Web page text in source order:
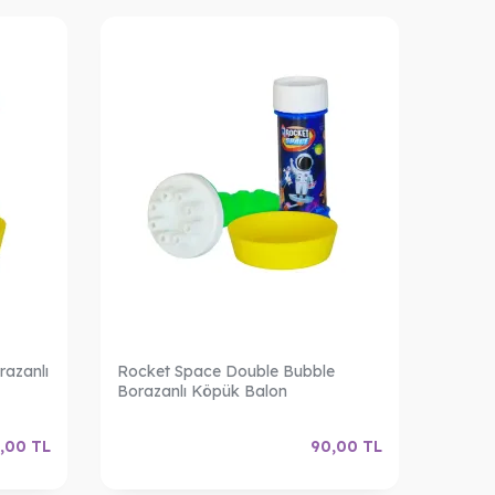
TL
Rocket Space Double Bubble
Borazanlı Köpük Balon
90,00 TL